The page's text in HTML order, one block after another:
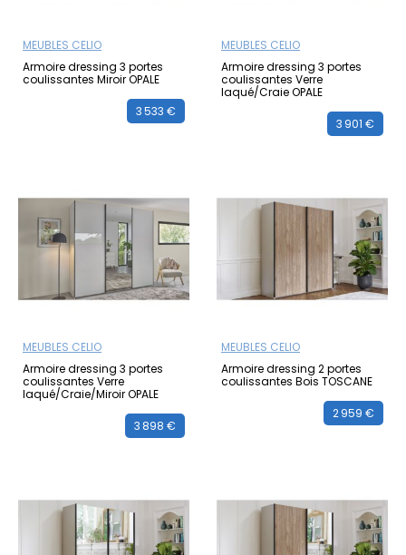
MEUBLES CELIO
Armoire dressing 3 portes
coulissantes Miroir OPALE
3 533 €
MEUBLES CELIO
Armoire dressing 3 portes
coulissantes Verre
laqué/Craie OPALE
3 901 €
MEUBLES CELIO
Armoire dressing 3 portes
coulissantes Verre
laqué/Craie/Miroir OPALE
3 898 €
MEUBLES CELIO
Armoire dressing 2 portes
coulissantes Bois TOSCANE
2 959 €